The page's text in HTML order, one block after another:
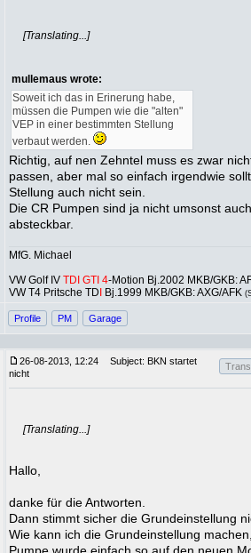
[Translating...]
mullemaus wrote:
Soweit ich das in Erinerung habe,
müssen die Pumpen wie die "alten"
VEP in einer bestimmten Stellung
verbaut werden.
Richtig, auf nen Zehntel muss es zwar
passen, aber mal so einfach irgendwie
Stellung auch nicht sein.
Die CR Pumpen sind ja nicht umsonst auch
absteckbar.
MfG. Michael
VW Golf IV TDI GTI 4-Motion Bj.2002 MKB/GKB:
VW T4 Pritsche TD
Bj.1999 MKB/GKB: AXG/AFK
Profile PM Garage
26-08-2013, 12:24
Subject: BKN startet
nicht
[Translating...]
Hallo,
danke für die Antworten.
Dann stimmt sicher die Grundeinstellung
Wie kann ich die Grundeinstellung